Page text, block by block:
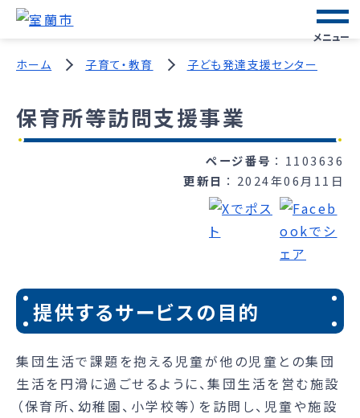
メニュー
ホーム 子育て・教育 子ども発達支援センター
保育所等訪問支援事業
ページ番号
1103636
更新日
2024年06月11日
提供するサービスの目的
集団生活で課題を抱える児童が他の児童との集団
生活を円滑に過ごせるように、集団生活を営む施設
（保育所、幼稚園、小学校等）を訪問し、児童や施設